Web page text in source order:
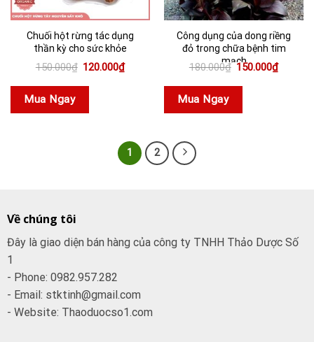
Chuối hột rừng tác dụng
thần kỳ cho sức khỏe
150.000₫ Giá
là:
120.000₫Giá
hiện
Mua Ngay
Công dụng của dong riềng
đỏ trong chữa bệnh tim
mạch
180.000₫ Giá
là:
150.000₫Giá
hiện
Mua Ngay
1 2
Về chúng tôi
Đây là giao diện bán hàng của công ty TNHH Thảo Dược Số
1
- Phone: 0982.957.282
- Email: stktinh@gmail.com
- Website: Thaoduocso1.com